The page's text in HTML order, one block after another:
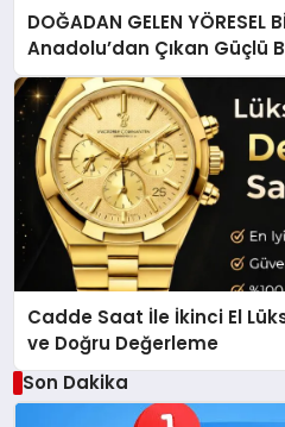
DOĞADAN GELEN YÖRESEL
Anadolu’dan Çıkan Güçlü Bir
Gölü Yöresel Işkın Kökü
Cadde Saat İle İkinci El
ve Doğru Değerleme
Son Dakika